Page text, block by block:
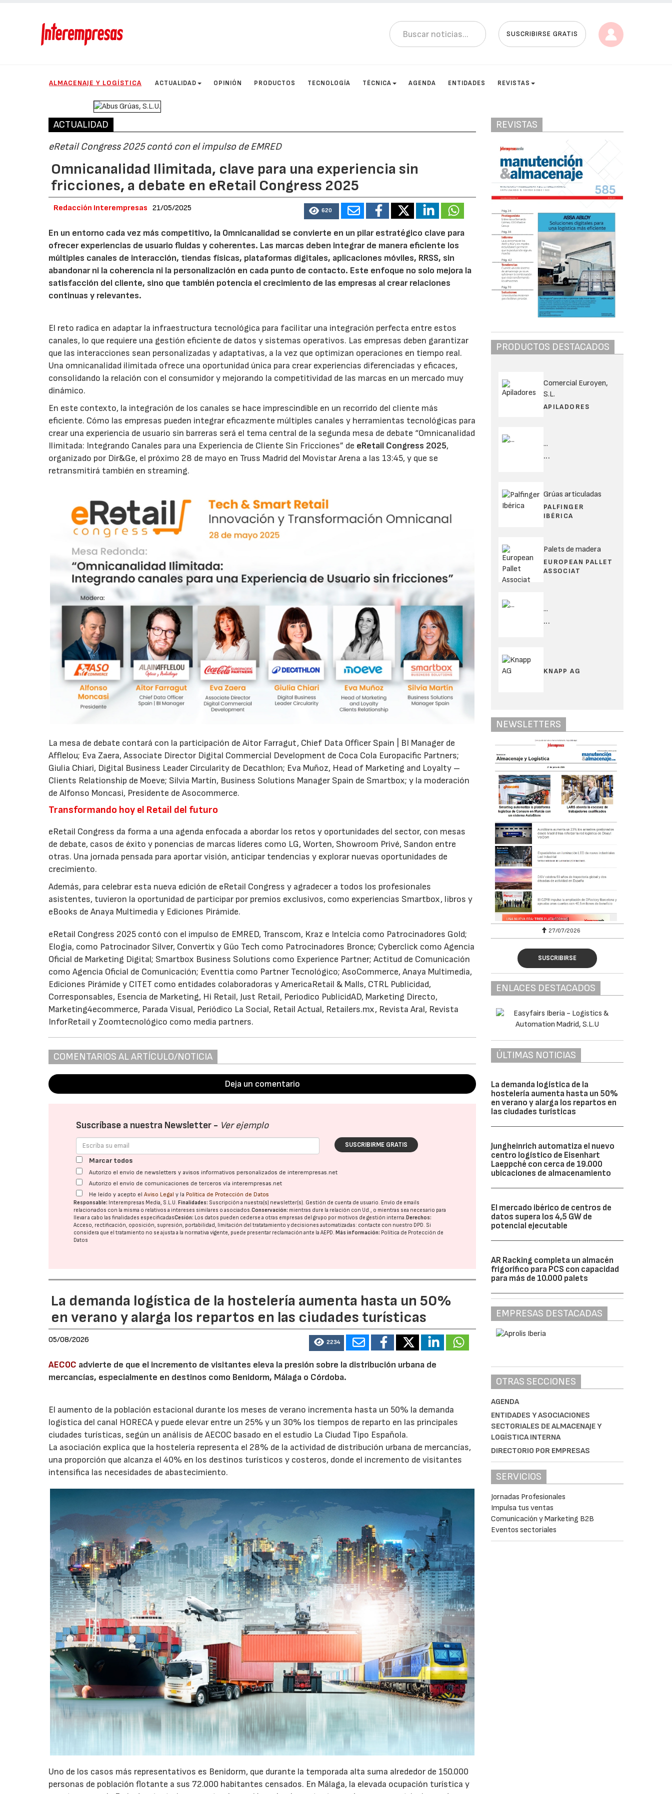
SUSCRIBIRSE GRATIS
ALMACENAJE Y LOGÍSTICA ACTUALIDAD OPINIÓN PRODUCTOS TECNOLOGÍA TÉCNICA AGENDA ENTIDADES REVISTAS
ACTUALIDAD
eRetail Congress 2025 contó con el impulso de EMRED
Omnicanalidad Ilimitada, clave para una experiencia sin
fricciones, a debate en eRetail Congress 2025
Redacción Interempresas 21/05/2025 620
En un entorno cada vez más competitivo, la Omnicanalidad se convierte en un pilar estratégico clave para
ofrecer experiencias de usuario fluidas y coherentes. Las marcas deben integrar de manera eficiente los
múltiples canales de interacción, tiendas físicas, plataformas digitales, aplicaciones móviles, RRSS, sin
abandonar ni la coherencia ni la personalización en cada punto de contacto. Este enfoque no solo mejora la
satisfacción del cliente, sino que también potencia el crecimiento de las empresas al crear relaciones
continuas y relevantes.
El reto radica en adaptar la infraestructura tecnológica para facilitar una integración perfecta entre estos
canales, lo que requiere una gestión eficiente de datos y sistemas operativos. Las empresas deben garantizar
que las interacciones sean personalizadas y adaptativas, a la vez que optimizan operaciones en tiempo real.
Una omnicanalidad ilimitada ofrece una oportunidad única para crear experiencias diferenciadas y eficaces,
consolidando la relación con el consumidor y mejorando la competitividad de las marcas en un mercado muy
dinámico.
En este contexto, la integración de los canales se hace imprescindible en un recorrido del cliente más
eficiente. Cómo las empresas pueden integrar eficazmente múltiples canales y herramientas tecnológicas para
crear una experiencia de usuario sin barreras será el tema central de la segunda mesa de debate “Omnicanalidad
Ilimitada: Integrando Canales para una Experiencia de Cliente Sin Fricciones” de eRetail Congress 2025,
organizado por Dir&Ge, el próximo 28 de mayo en Truss Madrid del Movistar Arena a las 13:45, y que se
retransmitirá también en streaming.
La mesa de debate contará con la participación de Aitor Farragut, Chief Data Officer Spain | BI Manager de
Afflelou; Eva Zaera, Associate Director Digital Commercial Development de Coca Cola Europacific Partners;
Giulia Chiari, Digital Business Leader Circularity de Decathlon; Eva Muñoz, Head of Marketing and Loyalty –
Clients Relationship de Moeve; Silvia Martín, Business Solutions Manager Spain de Smartbox; y la moderación
de Alfonso Moncasi, Presidente de Asocommerce.
Transformando hoy el Retail del futuro
eRetail Congress da forma a una agenda enfocada a abordar los retos y oportunidades del sector, con mesas
de debate, casos de éxito y ponencias de marcas líderes como LG, Worten, Showroom Privé, Sandon entre
otras. Una jornada pensada para aportar visión, anticipar tendencias y explorar nuevas oportunidades de
crecimiento.
Además, para celebrar esta nueva edición de eRetail Congress y agradecer a todos los profesionales
asistentes, tuvieron la oportunidad de participar por premios exclusivos, como experiencias Smartbox, libros y
eBooks de Anaya Multimedia y Ediciones Pirámide.
eRetail Congress 2025 contó con el impulso de EMRED, Transcom, Kraz e Intelcia como Patrocinadores Gold;
Elogia, como Patrocinador Silver, Convertix y Güo Tech como Patrocinadores Bronce; Cyberclick como Agencia
Oficial de Marketing Digital; Smartbox Business Solutions como Experience Partner; Actitud de Comunicación
como Agencia Oficial de Comunicación; Eventtia como Partner Tecnológico; AsoCommerce, Anaya Multimedia,
Ediciones Pirámide y CITET como entidades colaboradoras y AmericaRetail & Malls, CTRL Publicidad,
Corresponsables, Esencia de Marketing, Hi Retail, Just Retail, Periodico PublicidAD, Marketing Directo,
Marketing4ecommerce, Parada Visual, Periódico La Social, Retail Actual, Retailers.mx, Revista Aral, Revista
InforRetail y Zoomtecnológico como media partners.
COMENTARIOS AL ARTÍCULO/NOTICIA
Deja un comentario
Suscríbase a nuestra Newsletter - Ver ejemplo
SUSCRIBIRME GRATIS
Marcar todos
Autorizo el envío de newsletters y avisos informativos personalizados de interempresas.net
Autorizo el envío de comunicaciones de terceros vía interempresas.net
He leído y acepto elAviso Legal y la Política de Protección de Datos
Responsable: Interempresas Media, S.L.U.Finalidades: Suscripción a nuestra(s) newsletter(s). Gestión de cuenta de usuario. Envío de emails
relacionados con la misma o relativos a intereses similares o asociados.Conservación: mientras dure la relación con Ud., o mientras sea necesario para
llevar a cabo las finalidades especificadasCesión: Los datos pueden cederse a otras empresas del grupo por motivos de gestión interna.Derechos:
Acceso, rectificación, oposición, supresión, portabilidad, limitación del tratatamiento y decisiones automatizadas: contacte con nuestro DPD . Si
considera que el tratamiento no se ajusta a la normativa vigente, puede presentar reclamación ante laAEPD .Más información: Política de Protección de
Datos
La demanda logística de la hostelería aumenta hasta un 50%
en verano y alarga los repartos en las ciudades turísticas
05/08/2026 2234
AECOC advierte de que el incremento de visitantes eleva la presión sobre la distribución urbana de
mercancías, especialmente en destinos como Benidorm, Málaga o Córdoba.
El aumento de la población estacional durante los meses de verano incrementa hasta un 50% la demanda
logística del canal HORECA y puede elevar entre un 25% y un 30% los tiempos de reparto en las principales
ciudades turísticas, según un análisis de AECOC basado en el estudio La Ciudad Tipo Española.
La asociación explica que la hostelería representa el 28% de la actividad de distribución urbana de mercancías,
una proporción que alcanza el 40% en los destinos turísticos y costeros, donde el incremento de visitantes
intensifica las necesidades de abastecimiento.
Uno de los casos más representativos es Benidorm, que durante la temporada alta suma alrededor de 150.000
personas de población flotante a sus 72.000 habitantes censados. En Málaga, la elevada ocupación turística y
REVISTAS
PRODUCTOS DESTACADOS
Comercial Euroyen,
S.L.
APILADORES
...
...
Grúas articuladas
PALFINGER
IBÉRICA
Palets de madera
EUROPEAN PALLET
ASSOCIAT
...
...
KNAPP AG
NEWSLETTERS
27/07/2026 29/07/2026 27/07/2026
SUSCRIBIRSE
ENLACES DESTACADOS
ÚLTIMAS NOTICIAS
La demanda logística de la
hostelería aumenta hasta un 50%
en verano y alarga los repartos en
las ciudades turísticas
Jungheinrich automatiza el nuevo
centro logístico de Eisenhart
Laeppché con cerca de 19.000
ubicaciones de almacenamiento
El mercado ibérico de centros de
datos supera los 4,5 GW de
potencial ejecutable
AR Racking completa un almacén
frigorífico para PCS con capacidad
para más de 10.000 palets
EMPRESAS DESTACADAS
OTRAS SECCIONES
AGENDA
ENTIDADES Y ASOCIACIONES
SECTORIALES DE ALMACENAJE Y
LOGÍSTICA INTERNA
DIRECTORIO POR EMPRESAS
SERVICIOS
Jornadas Profesionales
Impulsa tus ventas
Comunicación y Marketing B2B
Eventos sectoriales